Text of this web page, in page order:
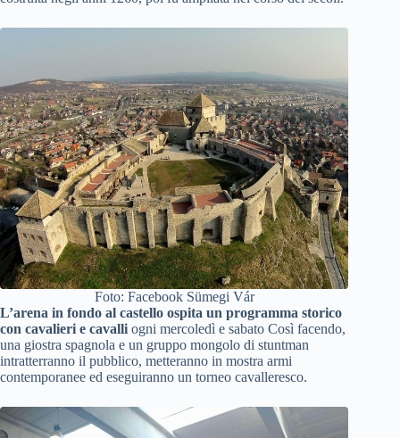
Foto: Facebook Sümegi Vár
L’arena in fondo al castello ospita un programma storico
con cavalieri e cavalli ogni mercoledì e sabato Così facendo,
una giostra spagnola e un gruppo mongolo di stuntman
intratterranno il pubblico, metteranno in mostra armi
contemporanee ed eseguiranno un torneo cavalleresco.